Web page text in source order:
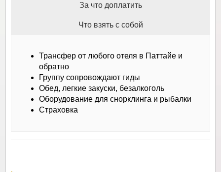
Трансфер от любого отеля в Паттайе и
обратно
Группу сопровождают гиды
Обед, легкие закуски, безалкоголь
Оборудование для снорклинга и рыбалки
Страховка
За что доплатить
Что взять с собой